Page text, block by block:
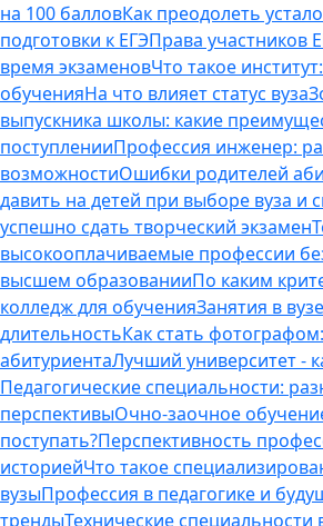
на 100 балловКак преодолеть
подготовки к ЕГЭПрава участников
время экзаменовЧто такое
обученияНа что влияет статус вуза
выпускника школы: какие
поступленииПрофессия инженер:
возможностиОшибки родителей
давить на детей при выборе вуза и
успешно сдать творческий экзамен
высокооплачиваемые профессии
высшем образованииПо каким
колледж для обученияЗанятия в
длительностьКак стать
абитуриентаЛучший университет -
Педагогические специальности:
перспективыОчно-заочное
поступать?Перспективность
историейЧто такое
вузыПрофессия в педагогике и
трендыТехнические специальности